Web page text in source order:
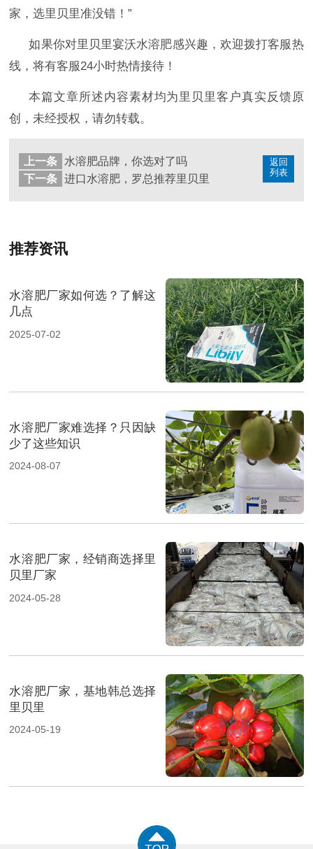
家，选里贝里准没错！”
如果你对里贝里宴沃水溶肥感兴趣，欢迎拨打客服热
线，将有客服24小时热情接待！
本篇文章所述内容素材均为里贝里客户真实反馈原
创，未经授权，请勿转载。
返回
列表
上一条
水溶肥品牌，你选对了吗
下一条
进口水溶肥，罗总推荐里贝里
推荐资讯
水溶肥厂家如何选？了解这
几点
2025-07-02
水溶肥厂家难选择？只因缺
少了这些知识
2024-08-07
水溶肥厂家，经销商选择里
贝里厂家
2024-05-28
水溶肥厂家，基地韩总选择
里贝里
2024-05-19